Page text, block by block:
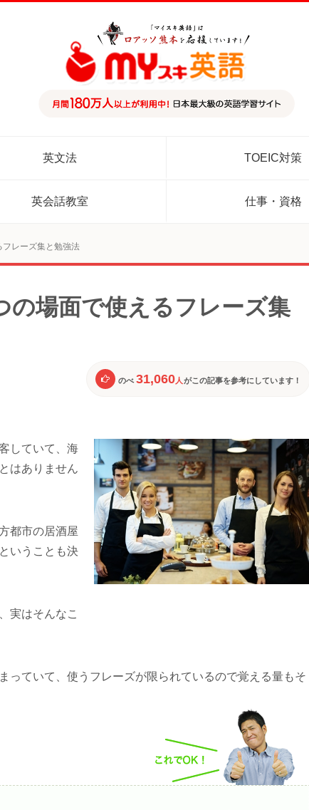
英文法 TOEIC対策
英会話教室 仕事・資格
レーズ集と勉強法
の場面で使えるフレーズ集
のべ 31,060人 がこの記事を参考にしています！
していて、海
はありません
都市の居酒屋
いうことも決
実はそんなこ
っていて、使うフレーズが限られているので覚える量もそ